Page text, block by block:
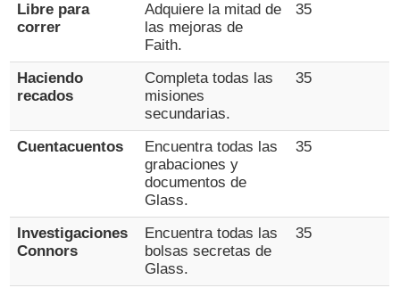
Libre para
correr
Adquiere la mitad de
las mejoras de
Faith.
35
Haciendo
recados
Completa todas las
misiones
secundarias.
35
Cuentacuentos
Encuentra todas las
grabaciones y
documentos de
Glass.
35
Investigaciones
Connors
Encuentra todas las
bolsas secretas de
Glass.
35